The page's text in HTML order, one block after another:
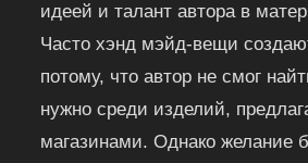
идеей и талант автора в
Часто хэнд мэйд-вещи
потому, что автор не смог
нужно среди изделий,
магазинами. Однако желание